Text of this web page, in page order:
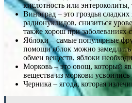
кислотность или
Виноград – это гроздья
радионуклидов, снизиться
также хорош при заболеваниях
Яблоки – самые популярные
помощи яблок можно
обмен веществ, яблоки
Морковь – это овощ, который
вещества из моркови
Черника – ягода, которая